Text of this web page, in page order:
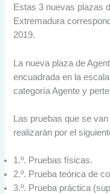
Estas 3 nuevas plazas
Extremadura
2019.
La nueva plaza de
encuadrada en la
categoría Agente y
Las pruebas que se
realizarán por el
1.º. Pruebas físicas.
2.º. Prueba teórica de
3.º. Prueba práctica